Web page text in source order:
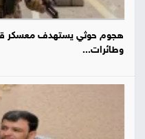
هجوم حوثي يستهدف معسكر
وطائرات...